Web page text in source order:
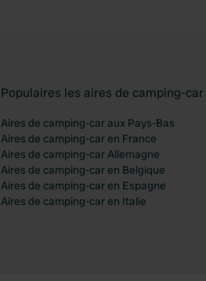
Populaires les aires de camping-car
Aires de camping-car aux Pays-Bas
Aires de camping-car en France
Aires de camping-car Allemagne
Aires de camping-car en Belgique
Aires de camping-car en Espagne
Aires de camping-car en Italie